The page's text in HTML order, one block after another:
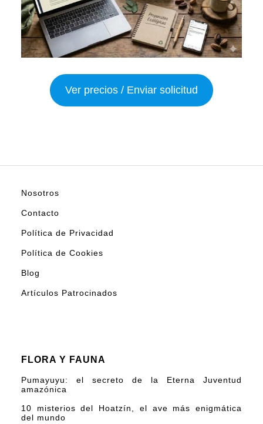
Ver precios / Enviar solicitud
Nosotros
Contacto
Política de Privacidad
Política de Cookies
Blog
Artículos Patrocinados
FLORA Y FAUNA
Pumayuyu: el secreto de la Eterna Juventud
amazónica
10 misterios del Hoatzín, el ave más enigmática
del mundo